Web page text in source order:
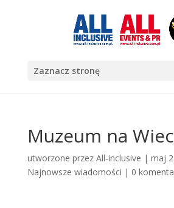
Zaznacz stronę
Muzeum na
utworzone przez All-inclusive | maj
Najnowsze wiadomości | 0